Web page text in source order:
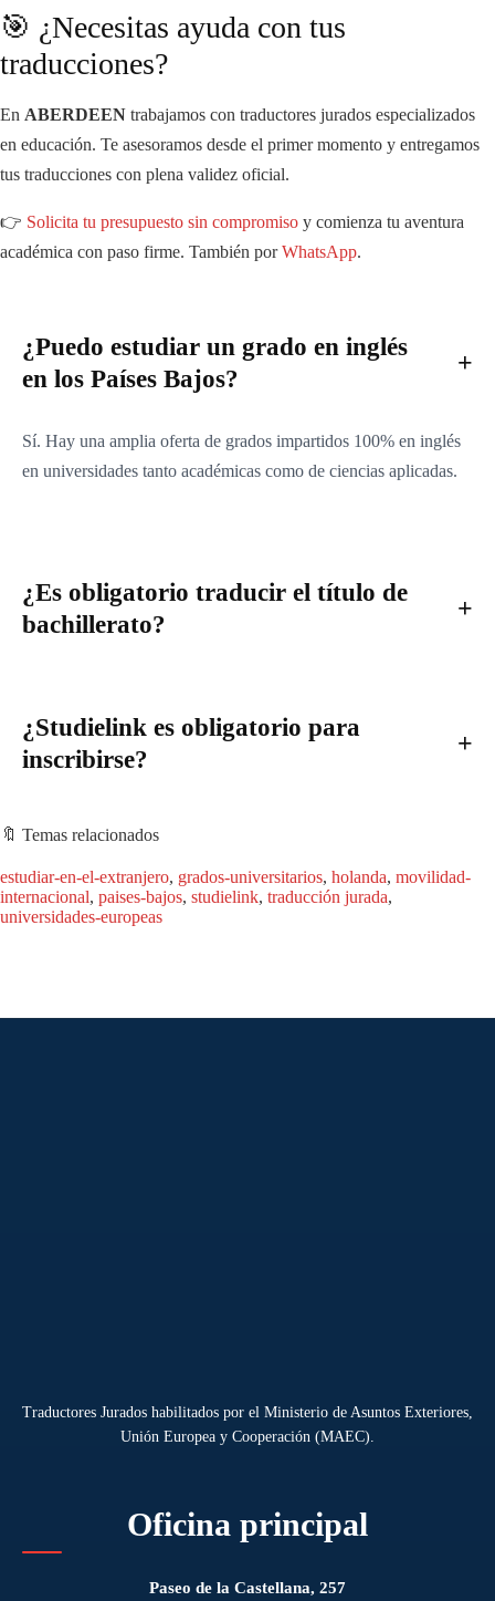
🎯 ¿Necesitas ayuda con tus
traducciones?
En ABERDEEN trabajamos con traductores jurados especializados
en educación. Te asesoramos desde el primer momento y entregamos
tus traducciones con plena validez oficial.
👉 Solicita tu presupuesto sin compromiso y comienza tu aventura
académica con paso firme. También porWhatsApp.
¿Puedo estudiar un grado en inglés
en los Países Bajos?
Sí. Hay una amplia oferta de grados impartidos 100% en inglés
en universidades tanto académicas como de ciencias aplicadas.
¿Es obligatorio traducir el título de
bachillerato?
¿Studielink es obligatorio para
inscribirse?
🔖 Temas relacionados
estudiar-en-el-extranjero, grados-universitarios, holanda, movilidad-
internacional, paises-bajos, studielink, traducción jurada
universidades-europeas
Traductores Jurados habilitados por el Ministerio de Asuntos Exteriores,
Unión Europea y Cooperación (MAEC).
Oficina principal
Paseo de la Castellana, 257